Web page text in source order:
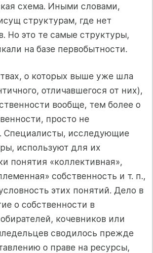
схема. Иными словами,
структурам, где нет
Но это те самые структуры,
на базе первобытности.
о которых выше уже шла
отличавшегося от них),
вообще, тем более о
просто не
Специалисты, исследующие
используют для их
понятия «коллективная»,
собственность и т. п.,
этих понятий. Дело в
о собственности в
кочевников или
сводилось прежде
о праве на ресурсы,